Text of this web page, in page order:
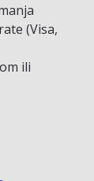
(Visa,
ili